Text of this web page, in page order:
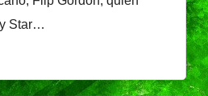
Star…